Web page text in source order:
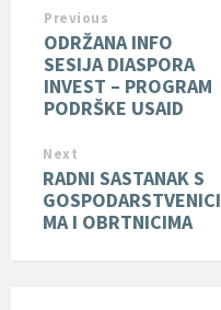
Previous
ODRŽANA INFO
SESIJA DIASPORA
INVEST – PROGRAM
PODRŠKE USAID
Next
RADNI SASTANAK S
GOSPODARSTVENICI
MA I OBRTNICIMA